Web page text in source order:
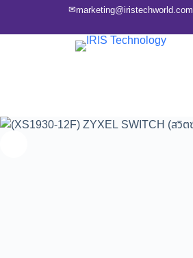
✉marketing@iristechworld.com